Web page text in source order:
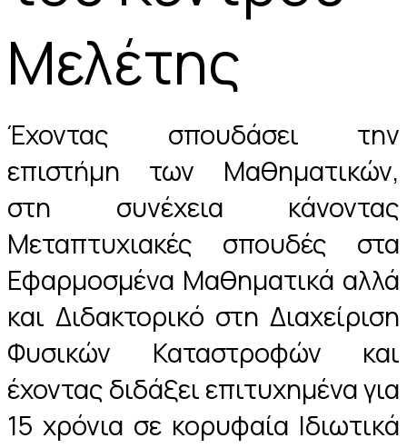
Μελέτης
Έχοντας σπουδάσει την
επιστήμη των Μαθηματικών,
στη συνέχεια κάνοντας
Μεταπτυχιακές σπουδές στα
Εφαρμοσμένα Μαθηματικά αλλά
και Διδακτορικό στη Διαχείριση
Φυσικών Καταστροφών και
έχοντας διδάξει επιτυχημένα για
15 χρόνια σε κορυφαία Ιδιωτικά